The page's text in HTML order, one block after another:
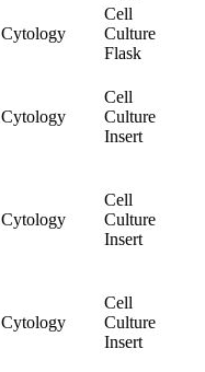
Cytology
Cell
Culture
Flask
Cytology
Cell
Culture
Insert
Cytology
Cell
Culture
Insert
Cytology
Cell
Culture
Insert